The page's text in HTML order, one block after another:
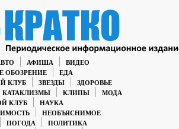
АФИША
ВИДЕО
ОБОЗРЕНИЕ
ЕДА
КЛУБ
ЗВЕЗДЫ
ЗДОРОВЬЕ
КАТАКЛИЗМЫ КЛИПЫ
МОДА
КЛУБ
НАУКА
НЕОБЪЯСНИМОЕ
ПОГОДА
ПОЛИТИКА